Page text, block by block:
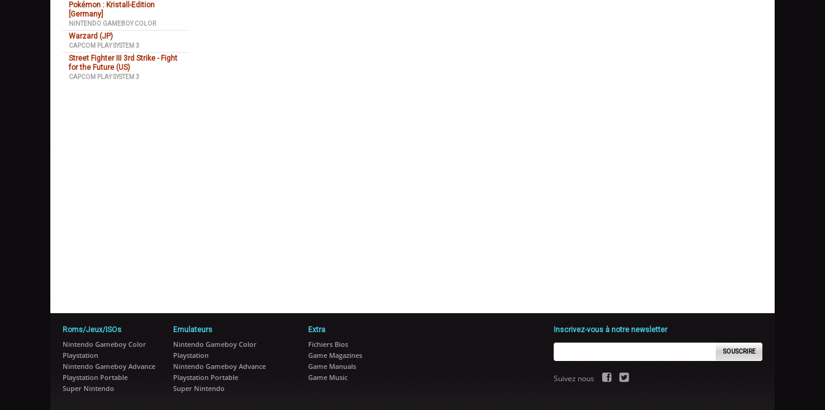
Pokémon : Kristall-Edition
[Germany]
NINTENDO GAMEBOY COLOR
Warzard (JP)
CAPCOM PLAY SYSTEM 3
Street Fighter III 3rd Strike - Fight
for the Future (US)
CAPCOM PLAY SYSTEM 3
Roms/Jeux/ISOs
Nintendo Gameboy Color
Playstation
Nintendo Gameboy Advance
Playstation Portable
Super Nintendo
Emulateurs
Nintendo Gameboy Color
Playstation
Nintendo Gameboy Advance
Playstation Portable
Super Nintendo
Extra
Fichiers Bios
Game Magazines
Game Manuals
Game Music
Inscrivez-vous à notre newsletter
SOUSCRIRE
Suivez nous